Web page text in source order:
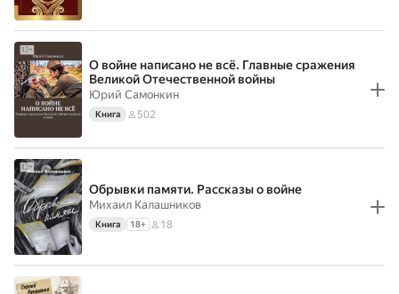
О войне написано не всё. Главные сражения
Великой Отечественной войны
Юрий Самонкин
Книга 502
Обрывки памяти. Рассказы о войне
Михаил Калашников
Книга 18+ 18